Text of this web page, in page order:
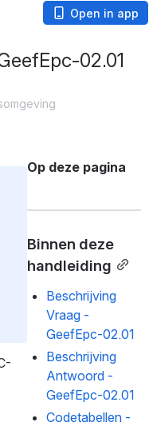
Open in app
02.01
Op deze pagina
Binnen deze
handleiding
Beschrijving
Vraag -
GeefEpc-02.01
Beschrijving
Antwoord -
GeefEpc-02.01
Codetabellen -